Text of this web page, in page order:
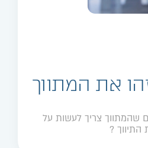
את המתווך
שהמתווך צריך לעשות על
התיווך ?